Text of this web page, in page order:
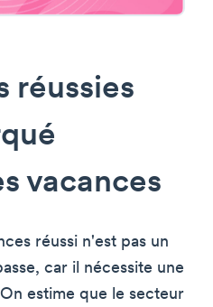
réussies
vacances
réussi n'est pas un
car il nécessite une
estime que le secteur